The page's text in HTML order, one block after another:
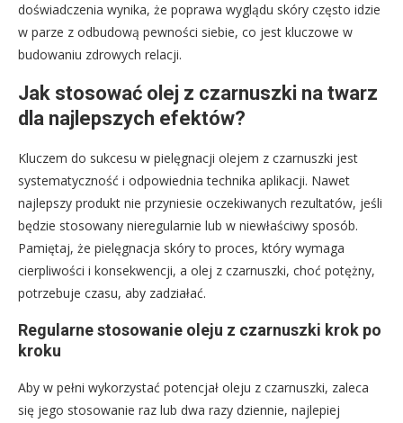
doświadczenia wynika, że poprawa wyglądu skóry często idzie
w parze z odbudową pewności siebie, co jest kluczowe w
budowaniu zdrowych relacji.
Jak stosować olej z czarnuszki na twarz
dla najlepszych efektów?
Kluczem do sukcesu w pielęgnacji olejem z czarnuszki jest
systematyczność i odpowiednia technika aplikacji. Nawet
najlepszy produkt nie przyniesie oczekiwanych rezultatów, jeśli
będzie stosowany nieregularnie lub w niewłaściwy sposób.
Pamiętaj, że pielęgnacja skóry to proces, który wymaga
cierpliwości i konsekwencji, a olej z czarnuszki, choć potężny,
potrzebuje czasu, aby zadziałać.
Regularne stosowanie oleju z czarnuszki krok po
kroku
Aby w pełni wykorzystać potencjał oleju z czarnuszki, zaleca
się jego stosowanie raz lub dwa razy dziennie, najlepiej